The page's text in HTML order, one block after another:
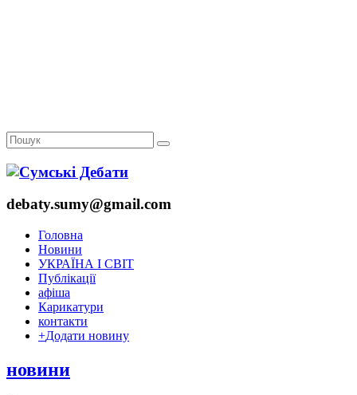
debaty.sumy@gmail.com
Головна
Новини
УКРАЇНА І СВІТ
Публікації
афіша
Карикатури
контакти
+Додати новину
новини